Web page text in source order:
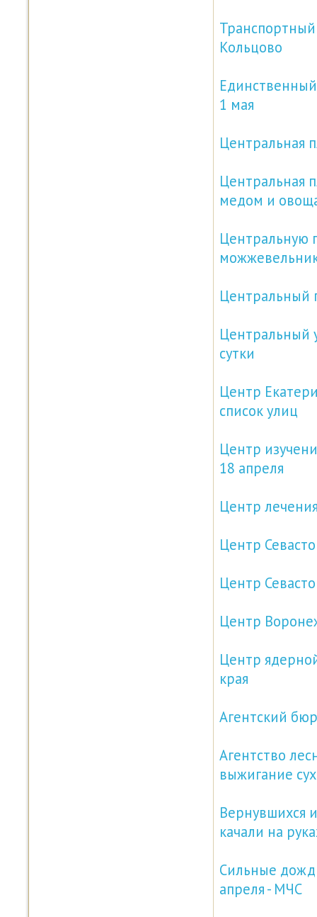
Кольцово
1 мая
Центральная
Центральная
медом и
Центральную
Центральный
Центральный
сутки
Центр
список улиц
Центр
18 апреля
Центр
Центр
Центр
Центр
Центр
края
Агентский
Агентство
выжигание
Вернувшихся
качали на
Сильные
апреля - МЧС